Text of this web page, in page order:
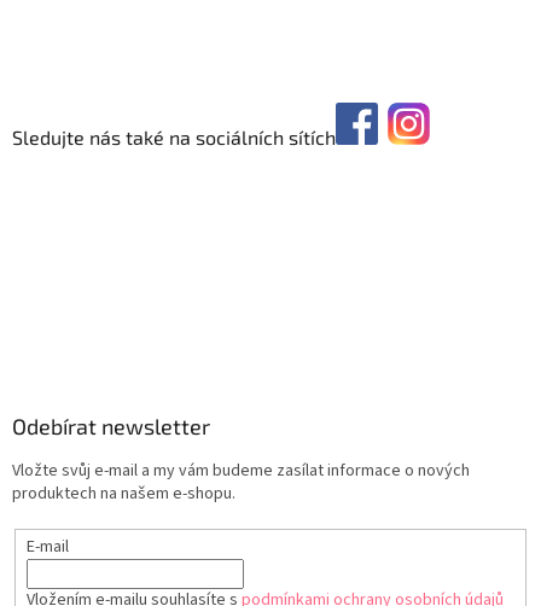
Sledujte nás také na sociálních sítích
Odebírat newsletter
Vložte svůj e-mail a my vám budeme zasílat informace o nových
produktech na našem e-shopu.
E-mail
Vložením e-mailu souhlasíte s podmínkami ochrany osobních údajů